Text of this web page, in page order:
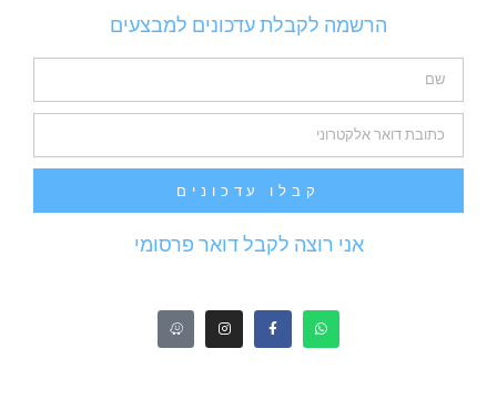
הרשמה לקבלת עדכונים למבצעים
קבלו עדכונים
אני רוצה לקבל דואר פרסומי